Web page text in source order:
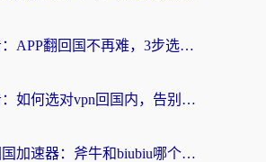
海外党必看：APP翻回国不再难，3步选对加速器实现无缝访问国内资源
海外党必看：如何选对vpn回国内，告别地区限制畅玩国内资源？
海外党选回国加速器：斧牛和biubiu哪个好？附3款热门工具对比+避坑指南